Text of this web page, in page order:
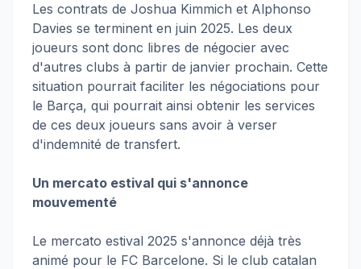
Les contrats de Joshua Kimmich et Alphonso
Davies se terminent en juin 2025. Les deux
joueurs sont donc libres de négocier avec
d'autres clubs à partir de janvier prochain. Cette
situation pourrait faciliter les négociations pour
le Barça, qui pourrait ainsi obtenir les services
de ces deux joueurs sans avoir à verser
d'indemnité de transfert.
Un mercato estival qui s'annonce
mouvementé
Le mercato estival 2025 s'annonce déjà très
animé pour le FC Barcelone. Si le club catalan